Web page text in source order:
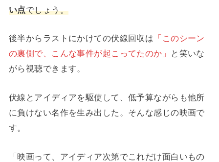
い点でしょう。
後半からラストにかけての伏線回収は 「このシーン
の裏側で、こんな事件が起こってたのか」
と笑いな
がら視聴できます。
伏線とアイディアを駆使して、低予算ながらも他所
に負けない名作を生み出した。そんな感じの映画で
す。
「映画って、アイディア次第でこれだけ面白いもの